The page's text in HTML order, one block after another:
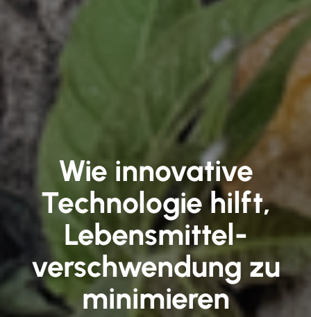
Wie innovative
Technologie hilft,
Lebens­mittel­
verschwendung zu
minimieren